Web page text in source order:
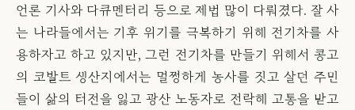
언론 기사와 다큐멘터리 등으로 제법 많이 다뤄졌다. 잘 사
는 나라들에서는 기후 위기를 극복하기 위해 전기차를 사
용하자고 하고 있지만, 그런 전기차를 만들기 위해서 콩고
의 코발트 생산지에서는 멀쩡하게 농사를 짓고 살던 주민
들이 삶의 터전을 잃고 광산 노동자로 전락해 고통을 받고